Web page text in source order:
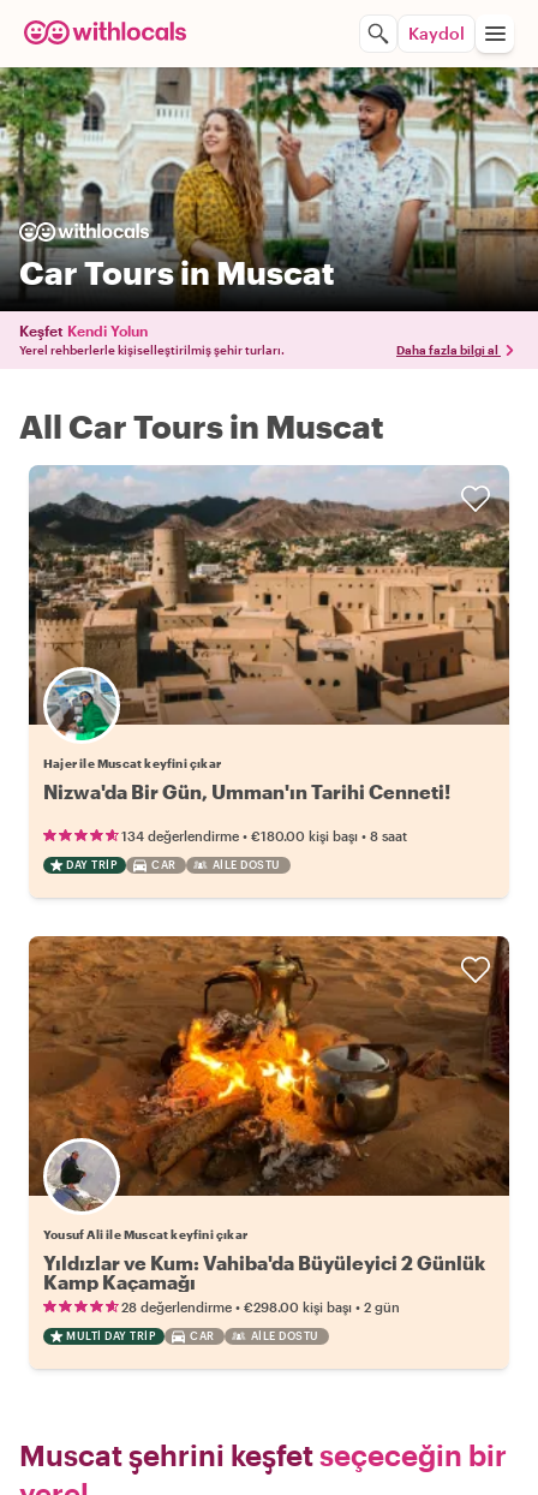
Kaydol
Car Tours in Muscat
Keşfet Kendi Yolun
Yerel rehberlerle kişiselleştirilmiş şehir turları. Daha fazla bilgi al
All Car Tours in Muscat
Hajer ile Muscat keyfini çıkar
Nizwa'da Bir Gün, Umman'ın Tarihi Cenneti!
134 değerlendirme • €180.00 kişi başı • 8 saat
DAY TRIP CAR AILE DOSTU
Yousuf Ali ile Muscat keyfini çıkar
Yıldızlar ve Kum: Vahiba'da Büyüleyici 2 Günlük
Kamp Kaçamağı
28 değerlendirme • €298.00 kişi başı • 2 gün
MULTI DAY TRIP CAR AILE DOSTU
Muscat şehrini keşfetseçeceğin bir